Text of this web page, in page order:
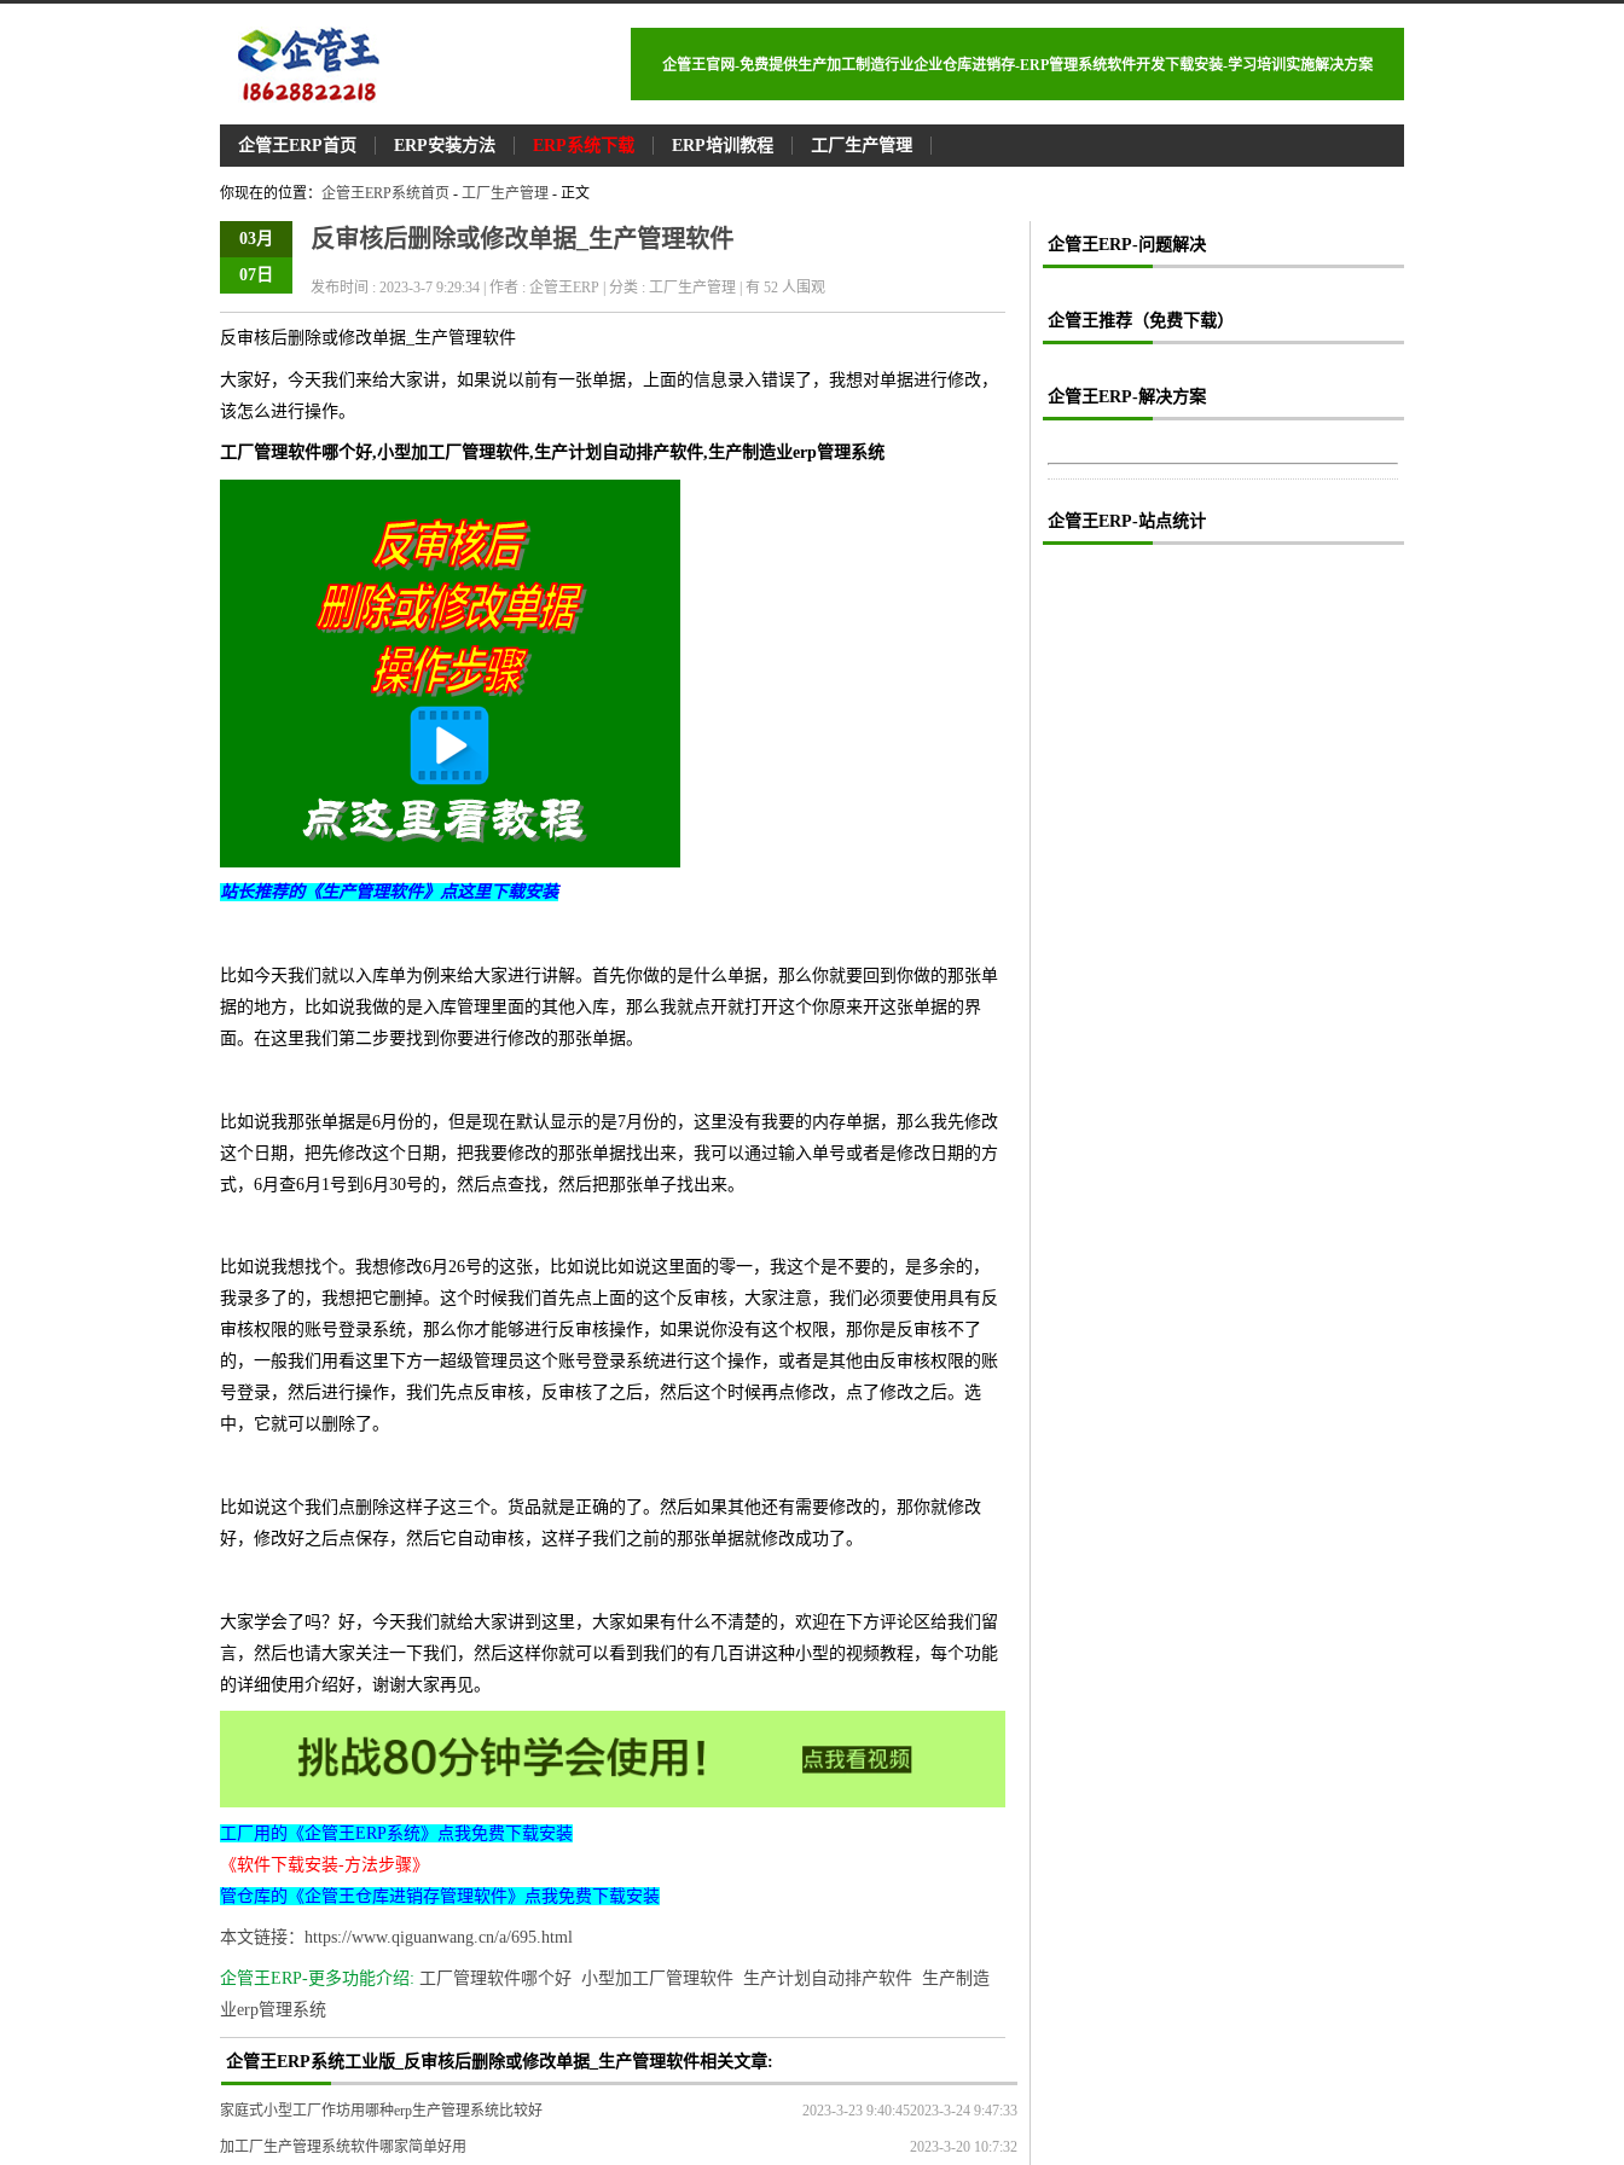
企管王官网-免费提供生产加工制造行业企业仓库进销存-ERP管理系统软件开发下载安装-学习培训实施解决方案
企管王ERP首页 ERP安装方法 ERP系统下载 ERP培训教程 工厂生产管理
你现在的位置： 企管王ERP系统首页 - 工厂生产管理 - 正文
03月
07日
反审核后删除或修改单据_生产管理软件
发布时间 : 2023-3-7 9:29:34 | 作者 : 企管王ERP | 分类 : 工厂生产管理 | 有 52 人围观
反审核后删除或修改单据_生产管理软件
大家好，今天我们来给大家讲，如果说以前有一张单据，上面的信息录入错误了，我想对单据进行修改，
该怎么进行操作。
工厂管理软件哪个好,小型加工厂管理软件,生产计划自动排产软件,生产制造业erp管理系统
站长推荐的《生产管理软件》点这里下载安装
比如今天我们就以入库单为例来给大家进行讲解。首先你做的是什么单据，那么你就要回到你做的那张单
据的地方，比如说我做的是入库管理里面的其他入库，那么我就点开就打开这个你原来开这张单据的界
面。在这里我们第二步要找到你要进行修改的那张单据。
比如说我那张单据是6月份的，但是现在默认显示的是7月份的，这里没有我要的内存单据，那么我先修改
这个日期，把先修改这个日期，把我要修改的那张单据找出来，我可以通过输入单号或者是修改日期的方
式，6月查6月1号到6月30号的，然后点查找，然后把那张单子找出来。
比如说我想找个。我想修改6月26号的这张，比如说比如说这里面的零一，我这个是不要的，是多余的，
我录多了的，我想把它删掉。这个时候我们首先点上面的这个反审核，大家注意，我们必须要使用具有反
审核权限的账号登录系统，那么你才能够进行反审核操作，如果说你没有这个权限，那你是反审核不了
的，一般我们用看这里下方一超级管理员这个账号登录系统进行这个操作，或者是其他由反审核权限的账
号登录，然后进行操作，我们先点反审核，反审核了之后，然后这个时候再点修改，点了修改之后。选
中，它就可以删除了。
比如说这个我们点删除这样子这三个。货品就是正确的了。然后如果其他还有需要修改的，那你就修改
好，修改好之后点保存，然后它自动审核，这样子我们之前的那张单据就修改成功了。
大家学会了吗？好，今天我们就给大家讲到这里，大家如果有什么不清楚的，欢迎在下方评论区给我们留
言，然后也请大家关注一下我们，然后这样你就可以看到我们的有几百讲这种小型的视频教程，每个功能
的详细使用介绍好，谢谢大家再见。
工厂用的《企管王ERP系统》点我免费下载安装
《软件下载安装-方法步骤》
管仓库的《企管王仓库进销存管理软件》点我免费下载安装
本文链接：https://www.qiguanwang.cn/a/695.html
企管王ERP-更多功能介绍: 工厂管理软件哪个好 小型加工厂管理软件 生产计划自动排产软件 生产制造
业erp管理系统
企管王ERP系统工业版_反审核后删除或修改单据_生产管理软件相关文章:
2023-3-24 9:47:33
家庭式小型工厂作坊用哪种erp生产管理系统比较好 2023-3-23 9:40:45
加工厂生产管理系统软件哪家简单好用 2023-3-20 10:7:32
企管王ERP-问题解决
企管王推荐（免费下载）
企管王ERP-解决方案
企管王ERP-站点统计